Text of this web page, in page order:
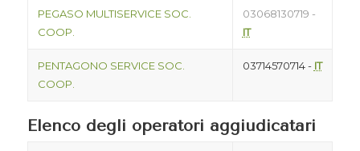
PEGASO MULTISERVICE SOC.
COOP.
03068130719 -
IT
PENTAGONO SERVICE SOC.
COOP.
03714570714 - IT
Elenco degli operatori aggiudicatari